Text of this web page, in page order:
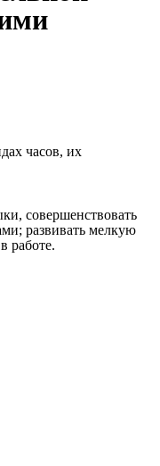
часов, их
совершенствовать
развивать мелкую
работе.